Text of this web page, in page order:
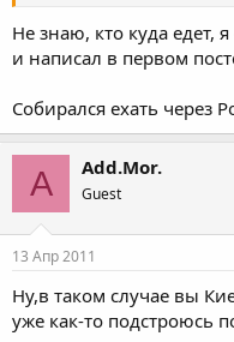
Не знаю, кто куда едет,
и написал в первом
Собирался ехать через
A Add.Mor.
Guest
13 Апр 2011
Ну,в таком случае вы
уже как-то подстроюсь